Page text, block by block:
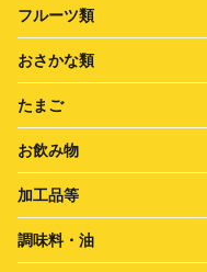
フルーツ類
おさかな類
たまご
お飲み物
加工品等
調味料・油